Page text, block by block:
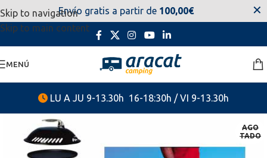
Skip to navigation
Skip to main content
estaremos disponibles. Disculpen las molestias.
MENÚ
LU A JU 9-13.30h 16-18:30h / VI 9-13.30h
Envío gratis a partir de 100,00€ ✕
AGO
TADO